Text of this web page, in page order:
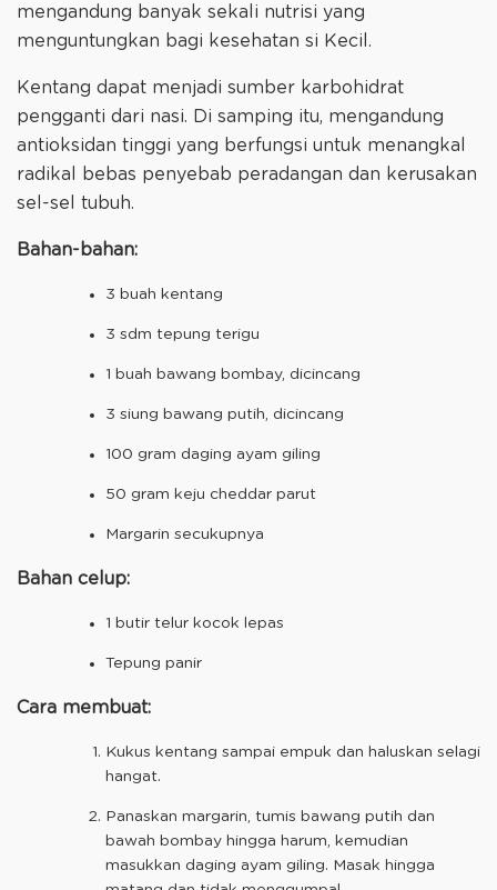
mengandung banyak sekali nutrisi yang
menguntungkan bagi kesehatan si Kecil.
Kentang dapat menjadi sumber karbohidrat
pengganti dari nasi. Di samping itu, mengandung
antioksidan tinggi yang berfungsi untuk menangkal
radikal bebas penyebab peradangan dan kerusakan
sel-sel tubuh.
Bahan-bahan:
3 buah kentang
3 sdm tepung terigu
1 buah bawang bombay, dicincang
3 siung bawang putih, dicincang
100 gram daging ayam giling
50 gram keju cheddar parut
Margarin secukupnya
Bahan celup:
1 butir telur kocok lepas
Tepung panir
Cara membuat:
Kukus kentang sampai empuk dan haluskan selagi
hangat.
Panaskan margarin, tumis bawang putih dan
bawah bombay hingga harum, kemudian
masukkan daging ayam giling. Masak hingga